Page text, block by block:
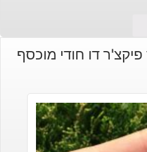
דו חודי מוכסף